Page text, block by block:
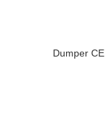
Dumper CE